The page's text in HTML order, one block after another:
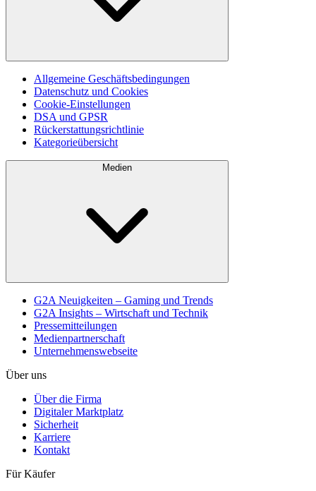
Allgemeine Geschäftsbedingungen
Datenschutz und Cookies
Cookie-Einstellungen
DSA und GPSR
Rückerstattungsrichtlinie
Kategorieübersicht
Medien
G2A Neuigkeiten – Gaming und Trends
G2A Insights – Wirtschaft und Technik
Pressemitteilungen
Medienpartnerschaft
Unternehmenswebseite
Über uns
Über die Firma
Digitaler Marktplatz
Sicherheit
Karriere
Kontakt
Für Käufer